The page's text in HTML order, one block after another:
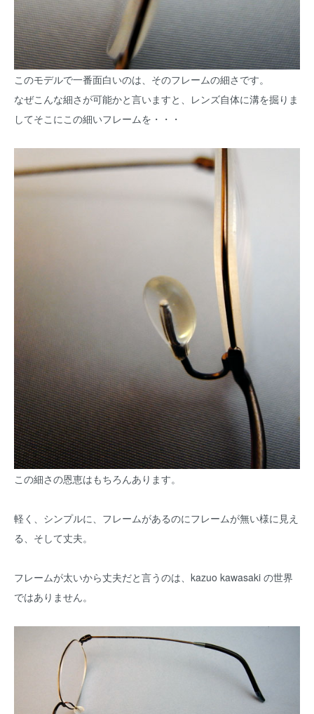
このモデルで一番面白いのは、そのフレームの細さです。
なぜこんな細さが可能かと言いますと、レンズ自体に溝を掘りま
してそこにこの細いフレームを・・・
この細さの恩恵はもちろんあります。
軽く、シンプルに、フレームがあるのにフレームが無い様に見え
る、そして丈夫。
フレームが太いから丈夫だと言うのは、kazuo kawasaki の世界
ではありません。